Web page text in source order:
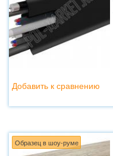
Добавить к сравнению
Образец в шоу-руме